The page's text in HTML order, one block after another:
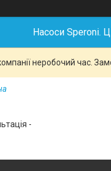
Насоси Speroni.
неробочий час.
-